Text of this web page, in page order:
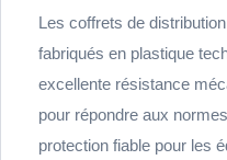
Les coffrets de
fabriqués en plastique
excellente résistance
pour répondre aux
protection fiable pour les